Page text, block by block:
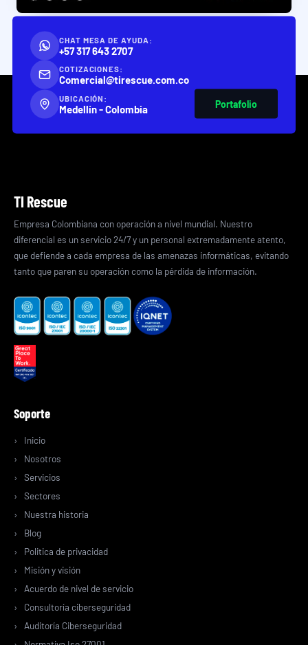
CHAT MESA DE AYUDA:
+57 317 643 2707
COTIZACIONES:
Comercial@tirescue.com.co
UBICACIÓN:
Medellín - Colombia Portafolio
TI Rescue
Empresa Colombiana con operación a nivel mundial. Nuestro
diferencial es un servicio 24/7 y un personal extremadamente atento,
que defiende a cada empresa de las amenazas informáticas, evitando
tanto que paren su operación como la pérdida de información.
Soporte
Inicio
Nosotros
Servicios
Sectores
Nuestra historia
Blog
Politica de privacidad
Misión y visión
Acuerdo de nivel de servicio
Consultoría ciberseguridad
Auditoría Ciberseguridad